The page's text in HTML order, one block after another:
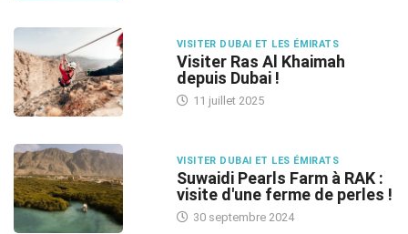
VISITER DUBAI ET LES ÉMIRATS
Visiter Ras Al Khaimah
depuis Dubai !
11 juillet 2025
VISITER DUBAI ET LES ÉMIRATS
Suwaidi Pearls Farm à RAK :
visite d'une ferme de perles !
30 septembre 2024